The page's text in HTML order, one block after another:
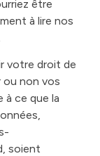
être
à lire nos
votre droit de
ou non vos
à ce que la
soient